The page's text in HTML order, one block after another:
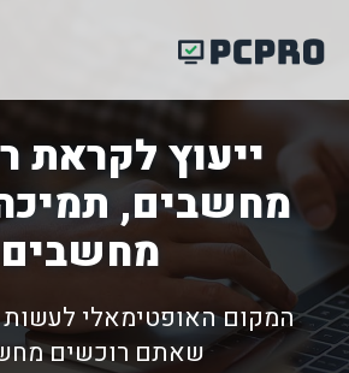
ייעוץ לקראת
מחשבים,
מחשבים
המקום האופטימאלי לעשות
שאתם רוכשים